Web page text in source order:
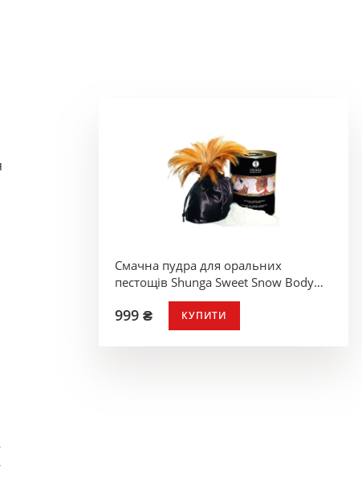
Смачна пудра для оральних
пестощів Shunga Sweet Snow Body
Powder - Honey of the Nymphs
999 ₴ КУПИТИ